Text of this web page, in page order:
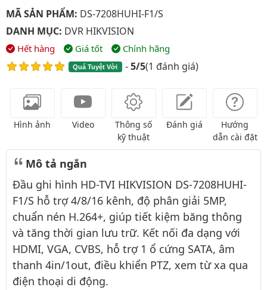
MÃ SẢN PHẨM: DS-7208HUHI-F1/S
DANH MỤC: DVR HIKVISION
Hết hàng Giá tốt Chính hãng
Quá Tuyệt Vời -5/5(1 đánh giá)
Hình ảnh Video
Thông số
kỹ thuật
Đánh giá
Hướng
dẫn cài đặt
Mô tả ngắn
Đầu ghi hình HD-TVI HIKVISION DS-7208HUHI-
F1/S hỗ trợ 4/8/16 kênh, độ phân giải 5MP,
chuẩn nén H.264+, giúp tiết kiệm băng thông
và tăng thời gian lưu trữ. Kết nối đa dạng với
HDMI, VGA, CVBS, hỗ trợ 1 ổ cứng SATA, âm
thanh 4in/1out, điều khiển PTZ, xem từ xa qua
điện thoại di động.